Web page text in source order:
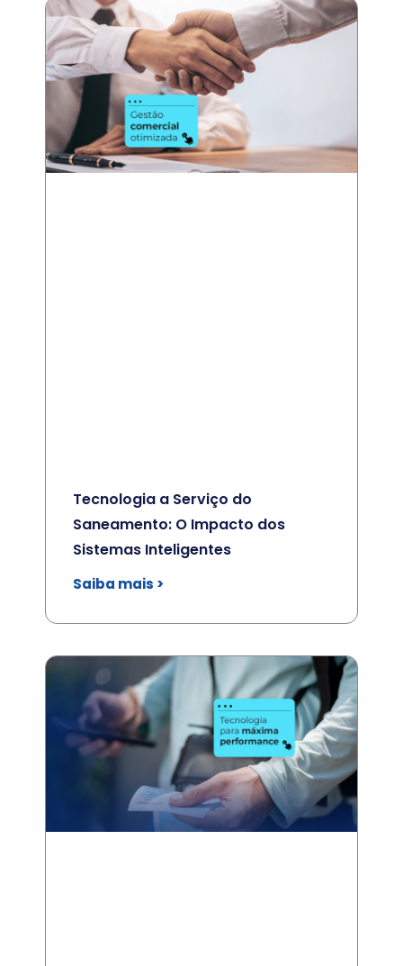
Tecnologia a Serviço do
Saneamento: O Impacto dos
Sistemas Inteligentes
Saiba mais >